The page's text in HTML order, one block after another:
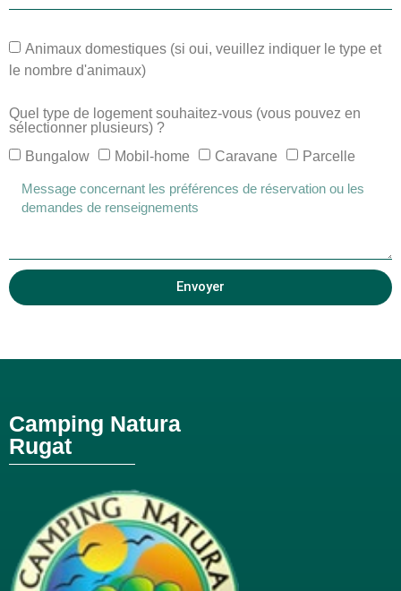
Animaux domestiques (si oui, veuillez indiquer le type et
le nombre d'animaux)
Quel type de logement souhaitez-vous (vous pouvez en
sélectionner plusieurs) ?
Bungalow
Mobil-home Caravane Parcelle
Envoyer
Camping Natura
Rugat